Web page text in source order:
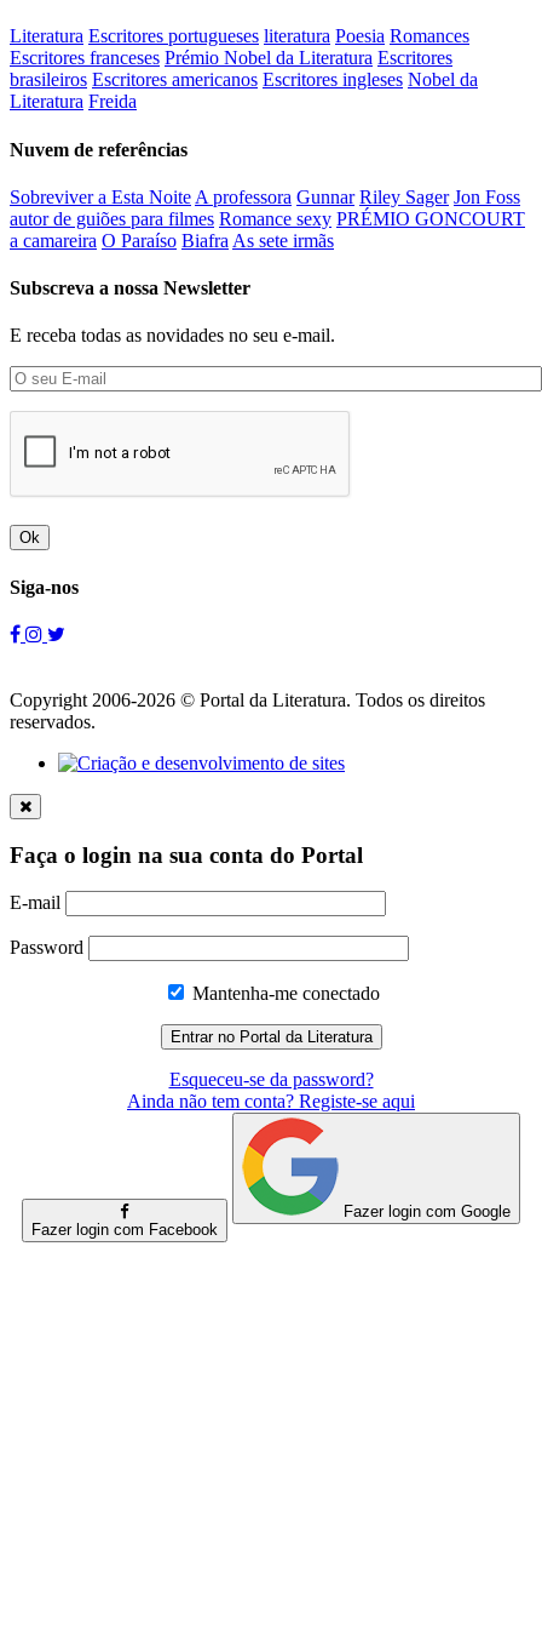
Literatura Escritores portugueses literatura Poesia Romances
Escritores franceses Prémio Nobel da Literatura Escritores
brasileiros Escritores americanos Escritores ingleses Nobel da
Literatura Freida
Nuvem de referências
Sobreviver a Esta Noite A professora Gunnar Riley Sager Jon Foss
autor de guiões para filmes Romance sexy PRÉMIO GONCOURT
a camareira O Paraíso Biafra As sete irmãs
Subscreva a nossa Newsletter
E receba todas as novidades no seu e-mail.
Ok
Siga-nos
Copyright 2006-2026 © Portal da Literatura. Todos os direitos
reservados.
Faça o login na sua conta do Portal
E-mail
Password
Mantenha-me conectado
Esqueceu-se da password?
Ainda não tem conta? Registe-se aqui
Fazer login com Facebook
Fazer login com Google